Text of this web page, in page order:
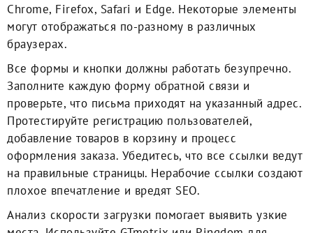
Chrome, Firefox, Safari и Edge. Некоторые элементы
могут отображаться по-разному в различных
браузерах.
Все формы и кнопки должны работать безупречно.
Заполните каждую форму обратной связи и
проверьте, что письма приходят на указанный адрес.
Протестируйте регистрацию пользователей,
добавление товаров в корзину и процесс
оформления заказа. Убедитесь, что все ссылки ведут
на правильные страницы. Нерабочие ссылки создают
плохое впечатление и вредят SEO.
Анализ скорости загрузки помогает выявить узкие